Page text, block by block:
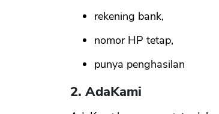
rekening bank,
nomor HP tetap,
punya penghasilan
2. AdaKami